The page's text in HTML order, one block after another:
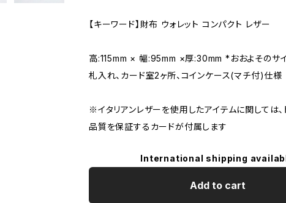
【キーワード】財布 ウォレット コンパクト レザー
高:115mm × 幅:95mm ×厚:30mm *おおよそのサ
札入れ、カード室2ヶ所、コインケース(マチ付)仕様
※イタリアンレザーを使用したアイテムに関しては
品質を保証するカードが付属します
International shipping
Add to cart